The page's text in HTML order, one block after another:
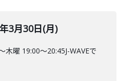
3月30日(月)
曜 19:00～20:45J-WAVEで